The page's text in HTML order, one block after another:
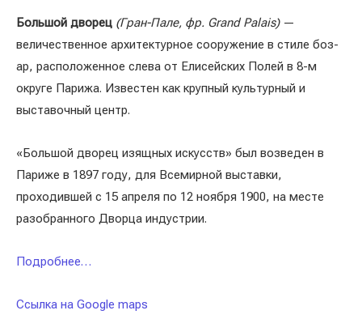
Большой дворец (Гран-Пале, фр. Grand Palais)—
величественное архитектурное сооружение в стиле боз-
ар, расположенное слева от Елисейских Полей в 8-м
округе Парижа. Известен как крупный культурный и
выставочный центр.
«Большой дворец изящных искусств» был возведен в
Париже в 1897 году, для Всемирной выставки,
проходившей с 15 апреля по 12 ноября 1900, на месте
разобранного Дворца индустрии.
Подробнее…
Ссылка на Google maps